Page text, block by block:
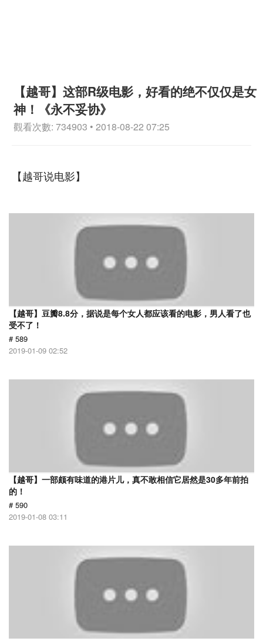
【越哥】这部R级电影，好看的绝不仅仅是女
神！《永不妥协》
觀看次數: 734903 • 2018-08-22 07:25
【越哥说电影】
【越哥】豆瓣8.8分，据说是每个女人都应该看的电影，男人看了也
受不了！
# 589
2019-01-09 02:52
【越哥】一部颇有味道的港片儿，真不敢相信它居然是30多年前拍
的！
# 590
2019-01-08 03:11